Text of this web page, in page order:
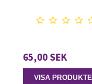
65,00 SEK
VISA